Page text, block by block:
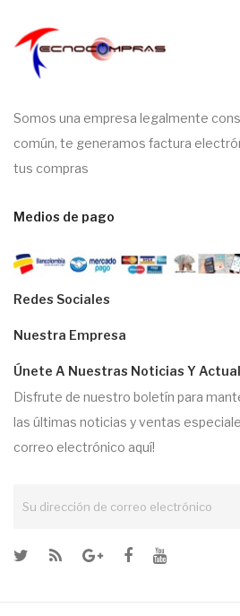
Somos una empresa legalmente
común, te generamos factura
tus compras
Medios de pago
Redes Sociales
Nuestra Empresa
Únete A Nuestras Noticias Y
Disfrute de nuestro boletín para
las últimas noticias y ventas
correo electrónico aquí!